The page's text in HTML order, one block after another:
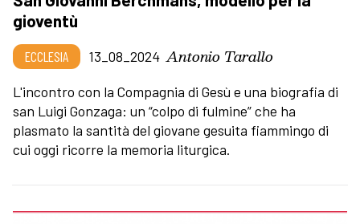
gioventù
ECCLESIA 13_08_2024 Antonio Tarallo
L'incontro con la Compagnia di Gesù e una biografia di
san Luigi Gonzaga: un “colpo di fulmine” che ha
plasmato la santità del giovane gesuita fiammingo di
cui oggi ricorre la memoria liturgica.